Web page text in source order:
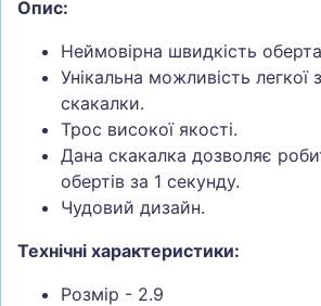
Опис:
Неймовірна швидкість
Унікальна можливість легкої
скакалки.
Трос високої якості.
Дана скакалка дозволяє
обертів за 1 секунду.
Чудовий дизайн.
Технічні характеристики:
Розмір - 2.9